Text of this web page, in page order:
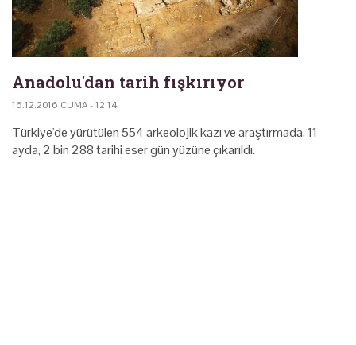
Anadolu'dan tarih fışkırıyor
16.12.2016 CUMA - 12:14
Türkiye'de yürütülen 554 arkeolojik kazı ve araştırmada, 11
ayda, 2 bin 288 tarihi eser gün yüzüne çıkarıldı.